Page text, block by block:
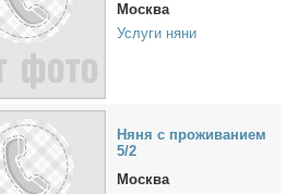
Москва
Услуги няни
Ня­ня с про­жи­ва­ни­ем
5/2
Москва